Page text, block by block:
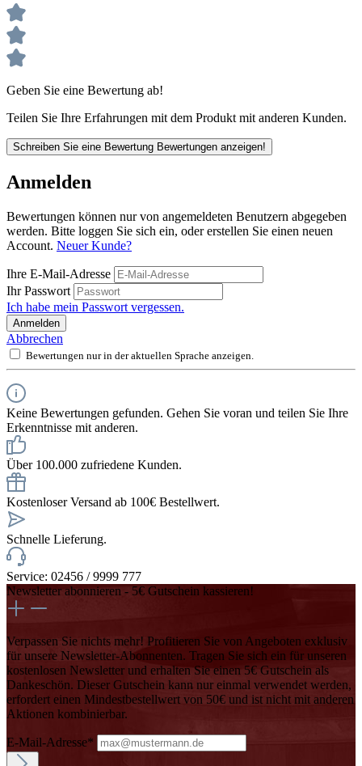
Geben Sie eine Bewertung ab!
Teilen Sie Ihre Erfahrungen mit dem Produkt mit anderen Kunden.
Schreiben Sie eine Bewertung Bewertungen anzeigen!
Anmelden
Bewertungen können nur von angemeldeten Benutzern abgegeben
werden. Bitte loggen Sie sich ein, oder erstellen Sie einen neuen
Account. Neuer Kunde?
Ihre E-Mail-Adresse
Ihr Passwort
Ich habe mein Passwort vergessen.
Anmelden
Abbrechen
Bewertungen nur in der aktuellen Sprache anzeigen.
Keine Bewertungen gefunden. Gehen Sie voran und teilen Sie Ihre
Erkenntnisse mit anderen.
Über 100.000 zufriedene Kunden.
Kostenloser Versand ab 100€ Bestellwert.
Schnelle Lieferung.
Service: 02456 / 9999 777
Newsletter abonnieren - 5€ Gutschein kassieren!
Verpassen Sie nichts mehr! Profitieren Sie von Angeboten exklusiv
für unsere Newsletter-Abonnenten. Tragen Sie sich ein für unseren
kostenlosen Newsletter und erhalten Sie einen 5€ Gutschein als
Dankeschön. Dieser Gutschein kann nur einmal verwendet werden,
erfordert einen Mindestbestellwert von 50€ und ist nicht mit anderen
Aktionen kombinierbar.
E-Mail-Adresse*